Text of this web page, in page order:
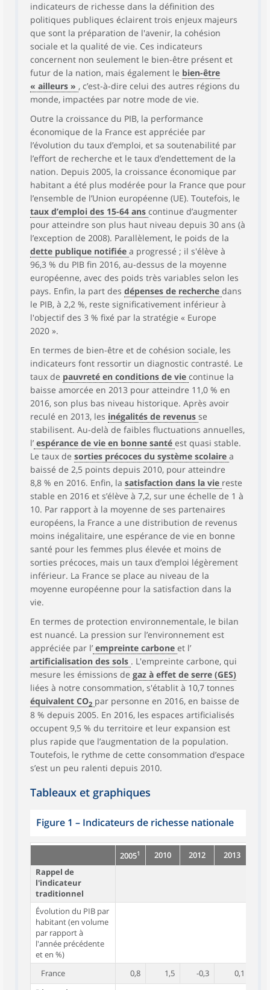
indicateurs de richesse dans la définition des
politiques publiques éclairent trois enjeux majeurs
que sont la préparation de l'avenir, la cohésion
sociale et la qualité de vie. Ces indicateurs
concernent non seulement le bien-être présent et
futur de la nation, mais également le bien-être
« ailleurs » , c’est-à-dire celui des autres régions du
monde, impactées par notre mode de vie.
Outre la croissance du PIB, la performance
économique de la France est appréciée par
l’évolution du taux d’emploi, et sa soutenabilité par
l’effort de recherche et le taux d’endettement de la
nation. Depuis 2005, la croissance économique par
habitant a été plus modérée pour la France que pour
l’ensemble de l’Union européenne (UE). Toutefois, le
taux d’emploi des 15-64 ans continue d’augmenter
pour atteindre son plus haut niveau depuis 30 ans (à
l’exception de 2008). Parallèlement, le poids de la
dette publique notifiée a progressé ; il s'élève à
96,3 % du PIB fin 2016, au-dessus de la moyenne
européenne, avec des poids très variables selon les
pays. Enfin, la part des dépenses de recherche dans
le PIB, à 2,2 %, reste significativement inférieur à
l'objectif des 3 % fixé par la stratégie « Europe
2020 ».
En termes de bien-être et de cohésion sociale, les
indicateurs font ressortir un diagnostic contrasté. Le
taux de pauvreté en conditions de vie continue la
baisse amorcée en 2013 pour atteindre 11,0 % en
2016, son plus bas niveau historique. Après avoir
reculé en 2013, les inégalités de revenus se
stabilisent. Au-delà de faibles fluctuations annuelles,
l’ espérance de vie en bonne santé est quasi stable.
Le taux de sorties précoces du système scolaire a
baissé de 2,5 points depuis 2010, pour atteindre
8,8 % en 2016. Enfin, la satisfaction dans la vie reste
stable en 2016 et s’élève à 7,2, sur une échelle de 1 à
10. Par rapport à la moyenne de ses partenaires
européens, la France a une distribution de revenus
moins inégalitaire, une espérance de vie en bonne
santé pour les femmes plus élevée et moins de
sorties précoces, mais un taux d’emploi légèrement
inférieur. La France se place au niveau de la
moyenne européenne pour la satisfaction dans la
vie.
En termes de protection environnementale, le bilan
est nuancé. La pression sur l’environnement est
appréciée par l’ empreinte carbone et l’
artificialisation des sols . L'empreinte carbone, qui
mesure les émissions de gaz à effet de serre (GES)
liées à notre consommation, s'établit à 10,7 tonnes
équivalent CO2 par personne en 2016, en baisse de
8 % depuis 2005. En 2016, les espaces artificialisés
occupent 9,5 % du territoire et leur expansion est
plus rapide que l’augmentation de la population.
Toutefois, le rythme de cette consommation d’espace
s’est un peu ralenti depuis 2010.
Tableaux et graphiques
Figure 1 – Indicateurs de richesse nationale
20051 2010 2012 2013
Rappel de
l'indicateur
traditionnel
Évolution du PIB par
habitant (en volume
par rapport à
l'année précédente
et en %)
France
0,8 1,5 -0,3 0,1